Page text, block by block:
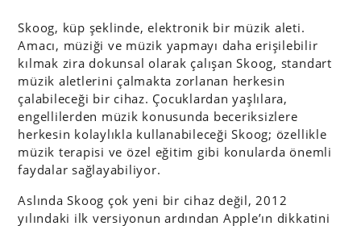
Skoog, küp şeklinde, elektronik bir müzik aleti.
Amacı, müziği ve müzik yapmayı daha erişilebilir
kılmak zira dokunsal olarak çalışan Skoog, standart
müzik aletlerini çalmakta zorlanan herkesin
çalabileceği bir cihaz. Çocuklardan yaşlılara,
engellilerden müzik konusunda beceriksizlere
herkesin kolaylıkla kullanabileceği Skoog; özellikle
müzik terapisi ve özel eğitim gibi konularda önemli
faydalar sağlayabiliyor.
Aslında Skoog çok yeni bir cihaz değil, 2012
yılındaki ilk versiyonun ardından Apple’ın dikkatini